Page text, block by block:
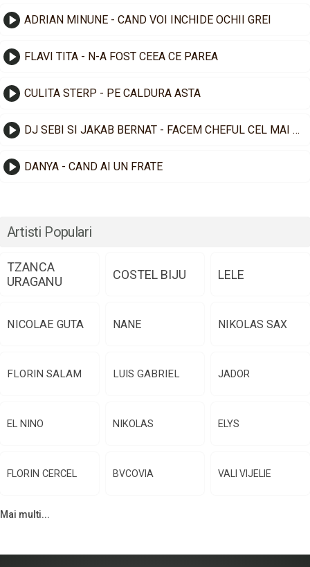
ADRIAN MINUNE - CAND VOI INCHIDE OCHII GREI
FLAVI TITA - N-A FOST CEEA CE PAREA
CULITA STERP - PE CALDURA ASTA
DJ SEBI SI JAKAB BERNAT - FACEM CHEFUL CEL MAI TARE
DANYA - CAND AI UN FRATE
Artisti Populari
TZANCA
URAGANU
COSTEL BIJU LELE
NICOLAE GUTA NANE NIKOLAS SAX
FLORIN SALAM LUIS GABRIEL JADOR
EL NINO NIKOLAS ELYS
FLORIN CERCEL BVCOVIA VALI VIJELIE
Mai multi...